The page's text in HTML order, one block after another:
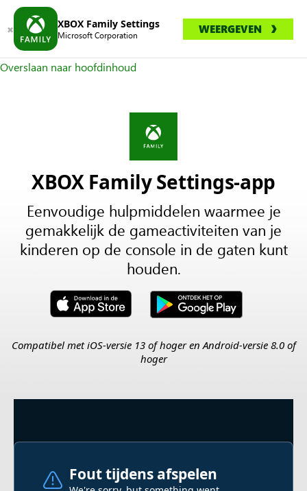
Overslaan naar hoofdinhoud
XBOX Family Settings
Microsoft Corporation WEERGEVEN
XBOX Family Settings-app
Eenvoudige hulpmiddelen waarmee je
gemakkelijk de gameactiviteiten van je
kinderen op de console in de gaten kunt
houden.
Compatibel met iOS-versie 13 of hoger en Android-versie 8.0 of
hoger